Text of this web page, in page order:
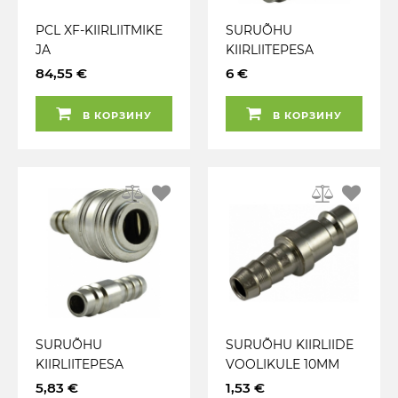
PCL XF-KIIRLIITMIKE
JA
VOOLIKUÜHENDUST
84,55 €
В КОРЗИНУ
SURUÕHU
KIIRLIITEPESA
VOOLIKULE 10MM
KIIRLIIDE 10MM JBM
6 €
В КОРЗИНУ
SURUÕHU
KIIRLIITEPESA
VOOLIKULE 8MM
5,83 €
SURUÕHU KIIRLIIDE
VOOLIKULE 10MM
EURO 7.6MM JBM
1,53 €